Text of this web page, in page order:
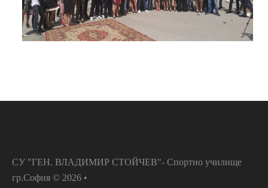
ОБРАЗЦИ НА ДОКУМЕНТИ
УЧЕНИЧЕСКИ УНИФОРМИ
БАСКЕТБОЛ
ДЖУДО
САМБО
СУ "ГЕН. ВЛАДИМИР СТОЙЧЕВ"- Спортно училище
гр.София © 2026 •